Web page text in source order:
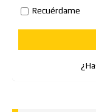
Recuérdame